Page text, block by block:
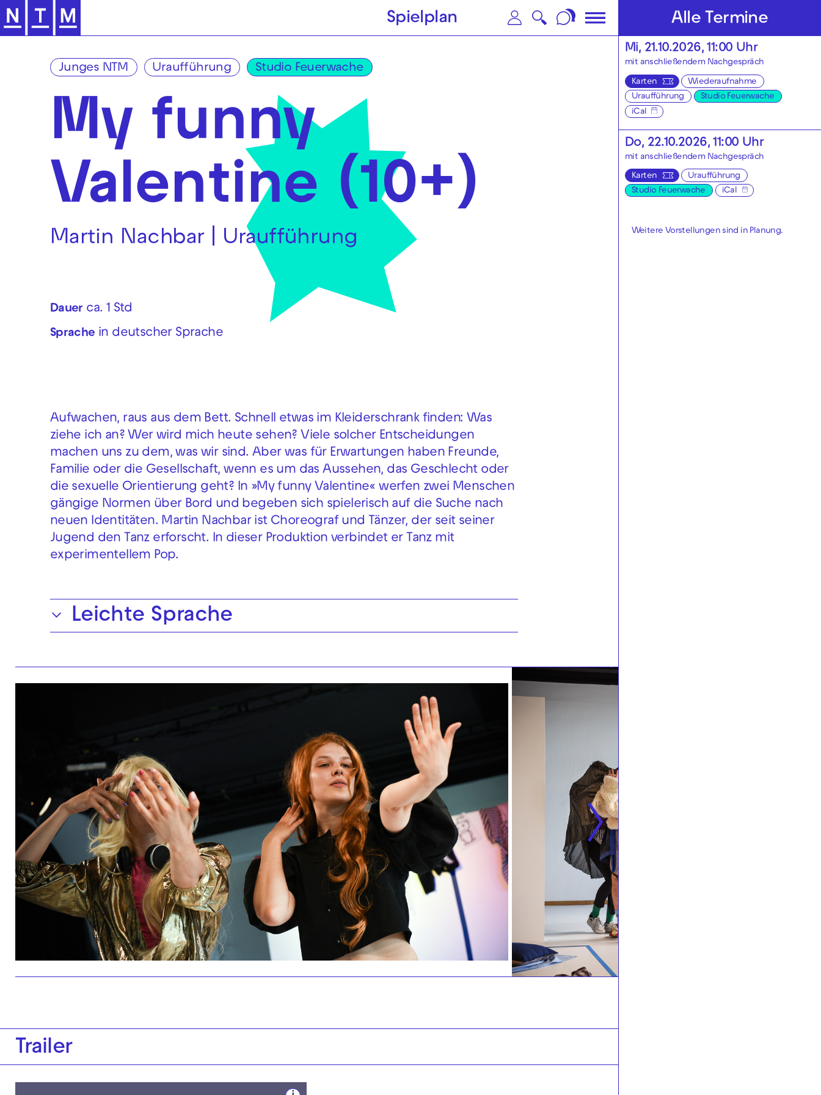
Zur Hauptnavigation springen Zum Hauptinhalt springen Zum Footer springen
Spielplan
Junges NTM Uraufführung Studio Feuerwache
My funny
Valentine (10+)
Martin Nachbar | Uraufführung
Dauer ca. 1 Std
Sprache in deutscher Sprache
Aufwachen, raus aus dem Bett. Schnell etwas im Kleiderschrank finden: Was
ziehe ich an? Wer wird mich heute sehen? Viele solcher Entscheidungen
machen uns zu dem, was wir sind. Aber was für Erwartungen haben Freunde,
Familie oder die Gesellschaft, wenn es um das Aussehen, das Geschlecht oder
die sexuelle Orientierung geht? In »My funny Valentine« werfen zwei Menschen
gängige Normen über Bord und begeben sich spielerisch auf die Suche nach
neuen Identitäten. Martin Nachbar ist Choreograf und Tänzer, der seit seiner
Jugend den Tanz erforscht. In dieser Produktion verbindet er Tanz mit
experimentellem Pop.
Leichte Sprache
Trailer
Alle Termine
Mi, 21.10.2026, 11:00 Uhr
mit anschließendem Nachgespräch
Karten
Wiederaufnahme
Uraufführung
Studio Feuerwache
iCal
Do, 22.10.2026, 11:00 Uhr
mit anschließendem Nachgespräch
Karten
Uraufführung
Studio Feuerwache
iCal
Weitere Vorstellungen sind in Planung.